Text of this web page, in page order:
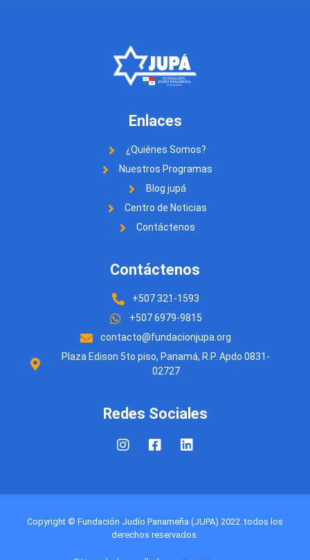
Enlaces
¿Quiénes Somos?
Nuestros Programas
Blog jupá
Centro de Noticias
Contáctenos
Contáctenos
+507 321-1593
+507 6979-9815
contacto@fundacionjupa.org
Plaza Edison 5to piso, Panamá, R.P. Apdo 0831-
02727
Redes Sociales
Copyright © Fundación Judío Panameña (JUPA) 2022. todos los
derechos reservados.